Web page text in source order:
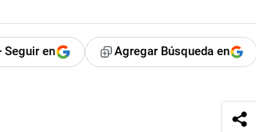
Seguir en Agregar Búsqueda en